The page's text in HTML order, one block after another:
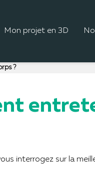
Mon projet en 3D
?
interrogez sur la